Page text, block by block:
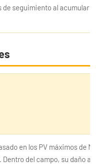
de seguimiento al acumular
en los PV máximos de
del campo, su daño